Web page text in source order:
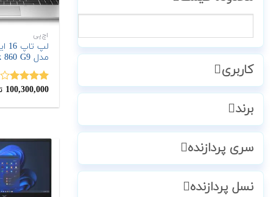
کاربری
برند
سری پردازنده
نسل پردازنده
اچ‌پی
مدل EliteBook 860 G9
نمره
100,300,000